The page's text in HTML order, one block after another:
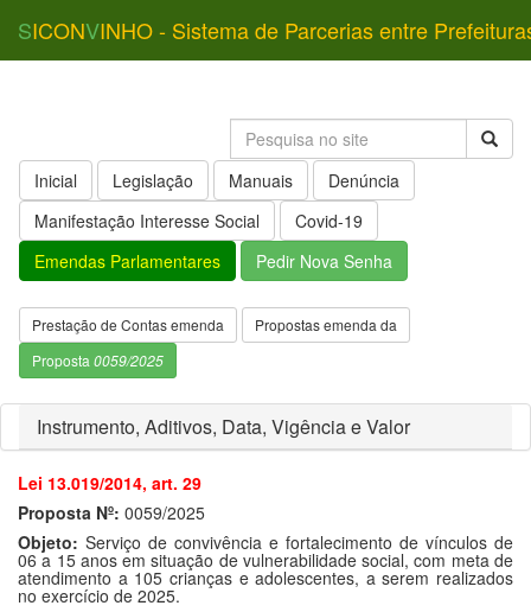
SICONVINHO - Sistema de Parcerias entre
Inicial Legislação Manuais
Denúncia
Manifestação Interesse Social
Covid-19
Emendas Parlamentares
Pedir Nova Senha
Prestação de Contas emenda
Propostas emenda da
Proposta 0059/2025
Instrumento, Aditivos, Data, Vigência e Valor
Lei 13.019/2014, art. 29
Proposta Nº: 0059/2025
Objeto: Serviço de convivência e fortalecimento de vínculos de
06 a 15 anos em situação de vulnerabilidade social, com meta de
atendimento a 105 crianças e adolescentes, a serem realizados
no exercício de 2025.